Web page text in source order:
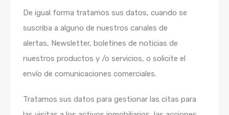
De igual forma tratamos sus datos, cuando se
suscriba a alguno de nuestros canales de
alertas, Newsletter, boletines de noticias de
nuestros productos y /o servicios, o solicite el
envío de comunicaciones comerciales.
Tratamos sus datos para gestionar las citas para